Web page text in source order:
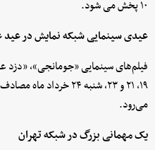
۱۰ پخش می شود.
عیدی سینمایی شبکه نمایش در
فیلم‌های سینمایی «جومانجی»،
۱۹، ۲۱ و ۲۳، شنبه ۲۴
می‌رود.
یک مهمانی بزرگ در شبکه تهران